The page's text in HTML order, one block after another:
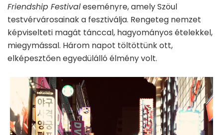
Friendship Festivaleseményre, amely Szöul
testvérvárosainak a fesztiválja. Rengeteg nemzet
képviselteti magát tánccal, hagyományos ételekkel,
miegymással. Három napot töltöttünk ott,
elképesztően egyedülálló élmény volt.